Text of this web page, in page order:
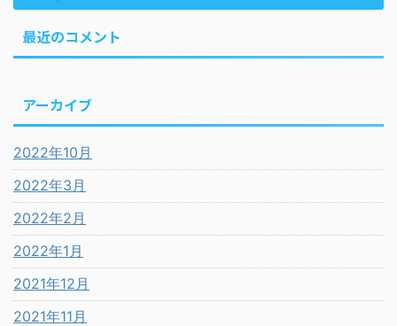
最近のコメント
アーカイブ
2022年10月
2022年3月
2022年2月
2022年1月
2021年12月
2021年11月